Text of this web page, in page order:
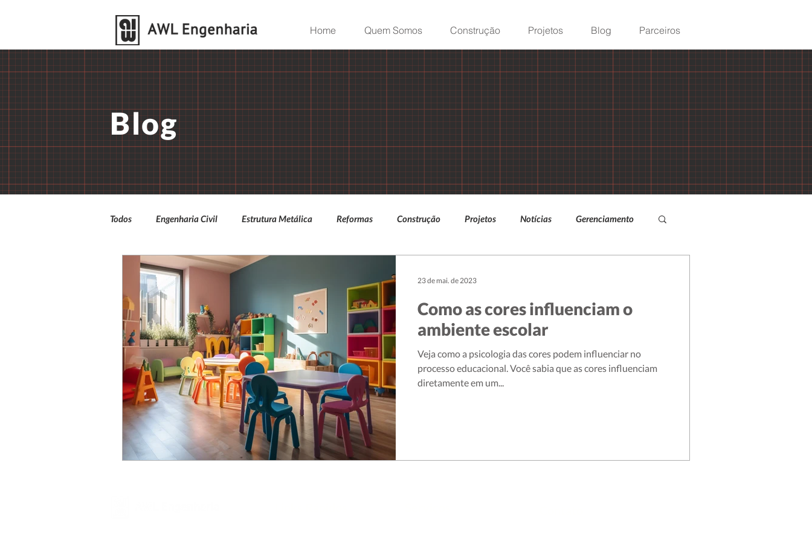
Home Quem Somos Construção Projetos Blog Parceiros
Blog
Todos Engenharia Civil Estrutura Metálica Reformas Construção Projetos Notícias Gerenciamento
Educacional Gestão
Como as cores influenciam o
ambiente escolar
Veja como a psicologia das cores podem influenciar no
processo educacional. Você sabia que as cores influenciam
diretamente em um...
23 de mai. de 2023